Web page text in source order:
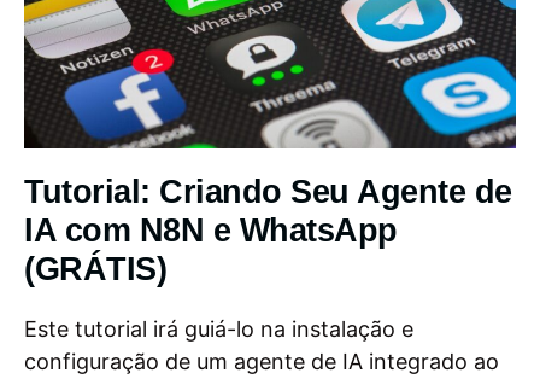
Tutorial: Criando Seu Agente de
IA com N8N e WhatsApp
(GRÁTIS)
Este tutorial irá guiá-lo na instalação e
configuração de um agente de IA integrado ao